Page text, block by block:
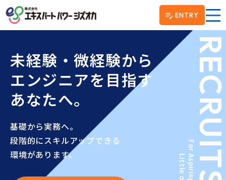
ENTRY
未経験・微経験から
エンジニアを目指す
あなたへ。
基礎から実務へ。
段階的にスキルアップできる
環境があります。